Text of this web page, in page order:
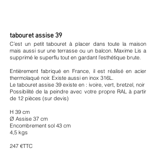
tabouret assise 39
C’est un petit tabouret à placer dans toute la maison
mais aussi sur une terrasse ou un balcon. Maxime Lis a
supprimé le superflu tout en gardant l’esthétique brute.
Entièrement fabriqué en France, il est réalisé en acier
thermolaqué noir. Existe aussi en inox 316L.
Le tabouret assise 39 existe en : ivoire, vert, bretzel, noir
Possibilité de la peindre avec votre propre RAL à partir
de 12 pièces (sur devis)
H 39 cm
Ø Assise 37 cm
Encombrement sol 43 cm
4,5 kgs
247 €TTC